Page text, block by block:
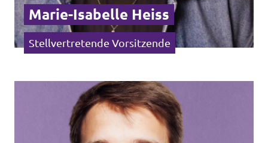
Marie-Isabelle Heiss
Stellvertretende Vorsitzende